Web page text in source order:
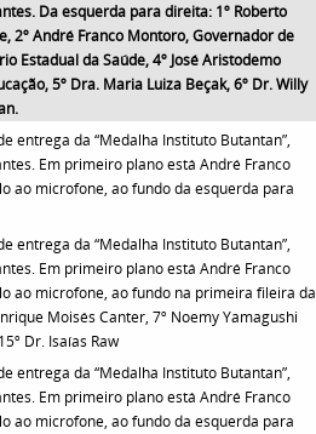
Da esquerda para direita: 1º Roberto
2º André Franco Montoro, Governador de
Estadual da Saúde, 4º José Aristodemo
5º Dra. Maria Luiza Beçak, 6º Dr. Willy
entrega da “Medalha Instituto Butantan”,
Em primeiro plano está André Franco
ao microfone, ao fundo da esquerda para
entrega da “Medalha Instituto Butantan”,
Em primeiro plano está André Franco
ao microfone, ao fundo na primeira fileira da
Moisés Canter, 7º Noemy Yamagushi
Dr. Isaías Raw
entrega da “Medalha Instituto Butantan”,
Em primeiro plano está André Franco
ao microfone, ao fundo da esquerda para